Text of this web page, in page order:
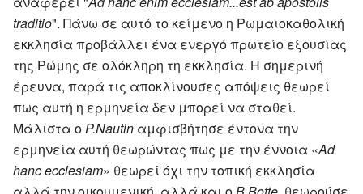
traditio". Πάνω σε αυτό το κείμενο η Ρωμαιοκαθολική
εκκλησία προβάλλει ένα ενεργό πρωτείο εξουσίας
της Ρώμης σε ολόκληρη τη εκκλησία. Η σημερινή
έρευνα, παρά τις αποκλίνουσες απόψεις θεωρεί
πως αυτή η ερμηνεία δεν μπορεί να σταθεί.
Μάλιστα ο P.Nautin αμφισβήτησε έντονα την
ερμηνεία αυτή θεωρώντας πως με την έννοια «Ad
hanc ecclesiam» θεωρεί όχι την τοπική εκκλησία